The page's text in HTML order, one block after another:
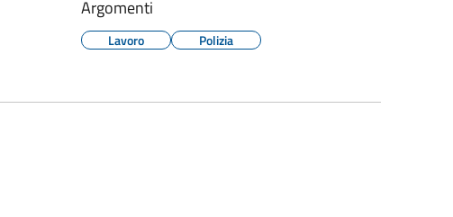
Argomenti
Lavoro Polizia